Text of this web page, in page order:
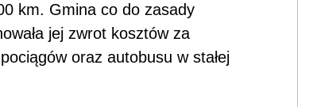
km. Gmina co do zasady
jej zwrot kosztów za
oraz autobusu w stałej